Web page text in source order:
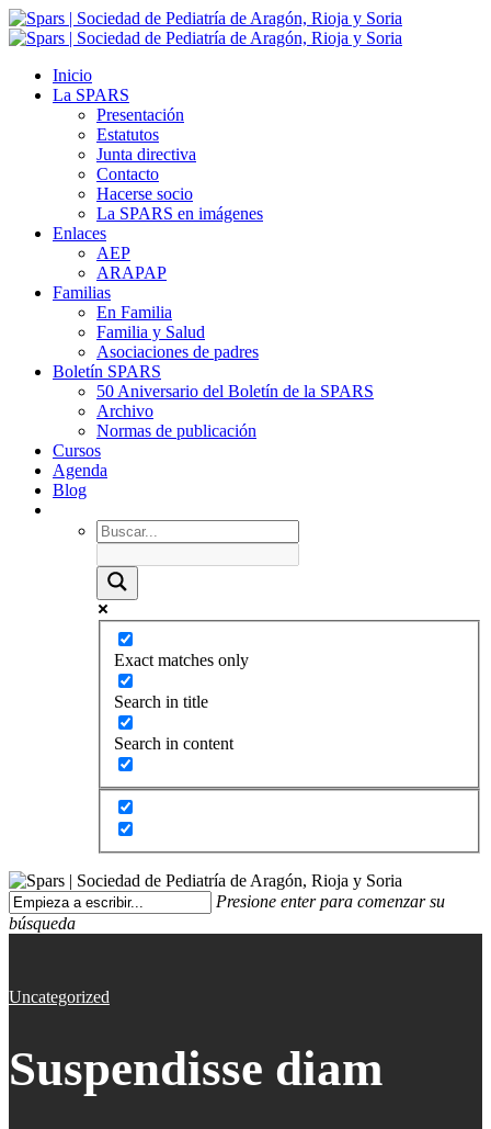
Inicio
La SPARS
Presentación
Estatutos
Junta directiva
Contacto
Hacerse socio
La SPARS en imágenes
Enlaces
AEP
ARAPAP
Familias
En Familia
Familia y Salud
Asociaciones de padres
Boletín SPARS
50 Aniversario del Boletín de la SPARS
Archivo
Normas de publicación
Cursos
Agenda
Blog
Exact matches only
Search in title
Search in content
Presione enter para comenzar su
búsqueda
Uncategorized
Suspendisse diam